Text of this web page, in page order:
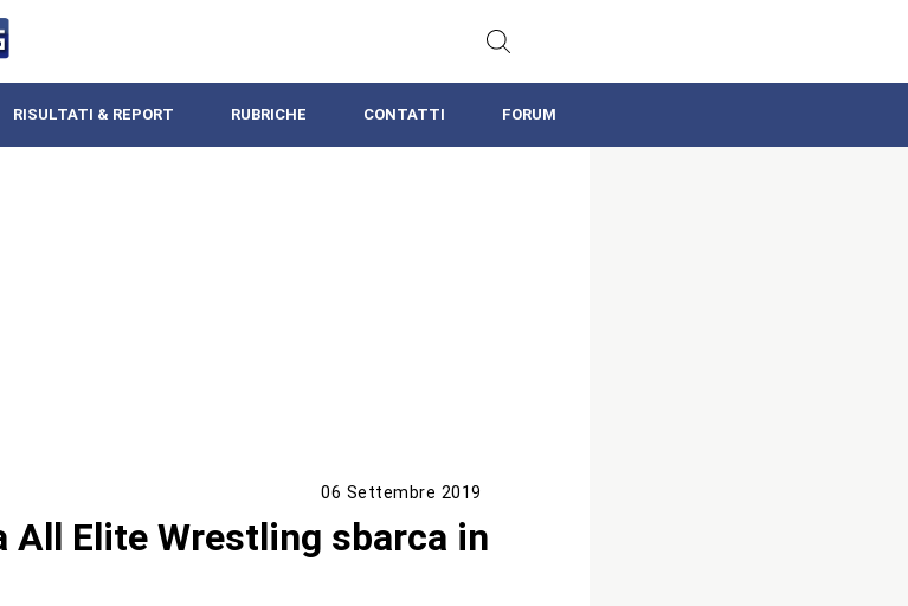
RISULTATI & REPORT RUBRICHE CONTATTI FORUM
06 Settembre 2019
All Elite Wrestling sbarca in